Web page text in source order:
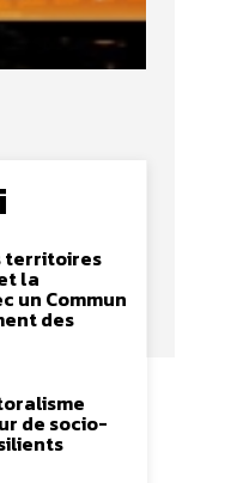
territoires
la
un Commun
des
de socio-